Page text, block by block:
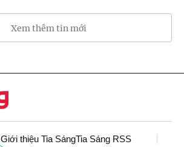
Xem thêm tin mới
Giới thiệu Tia SángTia Sáng RSS